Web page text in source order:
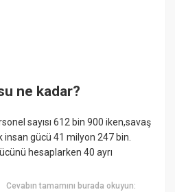
ne kadar?
sayısı 612 bin 900 iken,savaş
gücü 41 milyon 247 bin.
hesaplarken 40 ayrı
Cevabın tamamını burada okuyun: